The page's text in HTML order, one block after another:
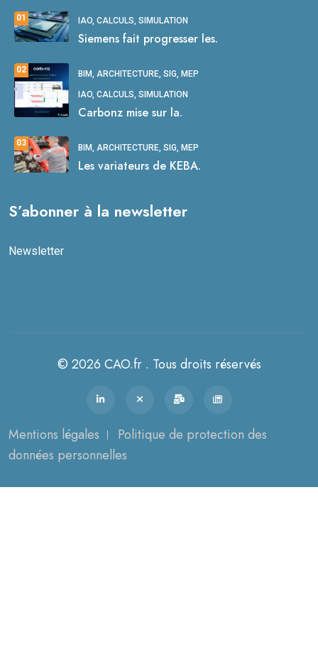
01 IAO, CALCULS, SIMULATION
Siemens fait progresser les.
02 BIM, ARCHITECTURE, SIG, MEP
IAO, CALCULS, SIMULATION
Carbonz mise sur la.
03 BIM, ARCHITECTURE, SIG, MEP
Les variateurs de KEBA.
S’abonner à la newsletter
Newsletter
© 2026 CAO.fr . Tous droits réservés
Mentions légales
Politique de protection des
données personnelles